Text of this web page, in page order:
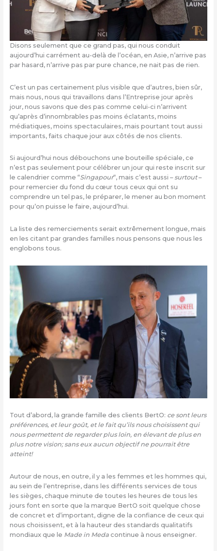
Disons seulement que ce grand pas, qui nous conduit
aujourd’hui carrément au-delà de l’océan, en Asie, n’arrive pas
par hasard, n’arrive pas par pure chance, ne nait pas de rien.
C’est un pas certainement plus visible que d’autres, bien sûr,
mais nous, nous qui travaillons dans l’Entreprise jour après
jour, nous savons que des pas comme celui-ci n’arrivent
qu’après d’innombrables pas moins éclatants, moins
médiatiques, moins spectaculaires, mais pourtant tout aussi
importants, faits chaque jour aux côtés de nos clients.
Si aujourd’hui nous débouchons une bouteille spéciale, ce
n’est pas seulement pour célébrer un jour qui reste inscrit sur
le calendrier comme “Singapour“, mais c’est aussi –surtout–
pour remercier du fond du cœur tous ceux qui ont su
comprendre un tel pas, le préparer, le mener au bon moment
pour qu’on puisse le faire, aujourd’hui.
La liste des remerciements serait extrêmement longue, mais
en les citant par grandes familles nous pensons que nous les
englobons tous.
Tout d’abord, la grande famille des clients BertO: ce sont leurs
préférences, et leur goût, et le fait qu’ils nous choisissent qui
nous permettent de regarder plus loin, en élevant de plus en
plus notre vision; sans eux aucun objectif ne pourrait être
atteint!
Autour de nous, en outre, il y a les femmes et les hommes qui,
au sein de l’entreprise, dans les différents services de tous
les sièges, chaque minute de toutes les heures de tous les
jours font en sorte que la marque BertO soit quelque chose
de concret et d’important, digne de la confiance de ceux qui
nous choisissent, et à la hauteur des standards qualitatifs
mondiaux que le Made in Medacontinue à nous enseigner.